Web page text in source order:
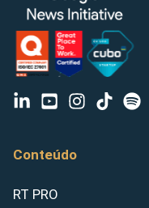
Conteúdo
RT PRO